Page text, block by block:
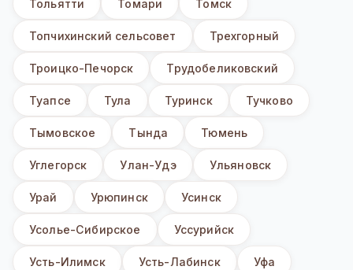
Тольятти Томари Томск
Топчихинский сельсовет Трехгорный
Троицко-Печорск Трудобеликовский
Туапсе Тула Туринск Тучково
Тымовское Тында Тюмень
Углегорск Улан-Удэ Ульяновск
Урай Урюпинск Усинск
Усолье-Сибирское Уссурийск
Усть-Илимск Усть-Лабинск Уфа